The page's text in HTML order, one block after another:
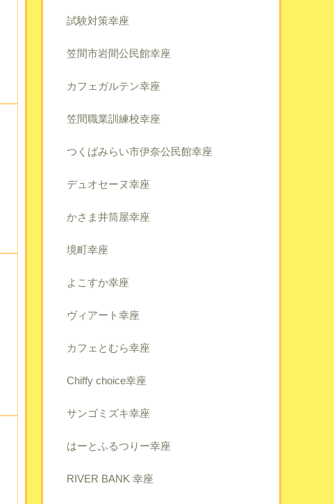
試験対策幸座
笠間市岩間公民館幸座
カフェガルテン幸座
笠間職業訓練校幸座
つくばみらい市伊奈公民館幸座
デュオセーヌ幸座
かさま井筒屋幸座
境町幸座
よこすか幸座
ヴィアート幸座
カフェとむら幸座
Chiffy choice幸座
サンゴミズキ幸座
はーとふるつりー幸座
RIVER BANK 幸座